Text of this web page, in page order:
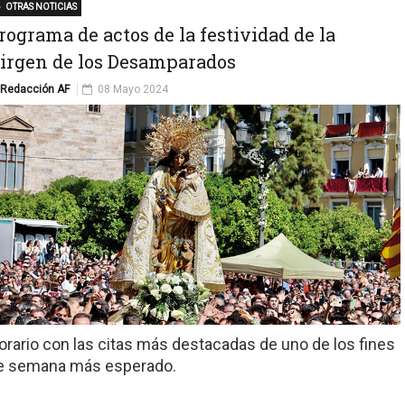
de actos de la festividad de la
de los Desamparados
Redacción AF
OTRAS NOTICIAS
08 Mayo 2024
con las citas más destacadas de uno de los fines
semana más esperado.